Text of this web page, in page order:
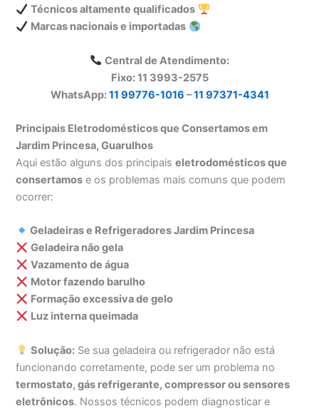
Técnicos altamente qualificados
Marcas nacionais e importadas
Central de Atendimento:
Fixo: 11 3993-2575
WhatsApp:11 99776-1016 –11 97371-4341
Principais Eletrodomésticos que Consertamos em
Jardim Princesa, Guarulhos
Aqui estão alguns dos principaiseletrodomésticos que
consertamos e os problemas mais comuns que podem
ocorrer:
Geladeiras e Refrigeradores Jardim Princesa
Geladeira não gela
Vazamento de água
Motor fazendo barulho
Formação excessiva de gelo
Luz interna queimada
Solução: Se sua geladeira ou refrigerador não está
funcionando corretamente, pode ser um problema no
termostato, gás refrigerante, compressor ou sensores
eletrônicos. Nossos técnicos podem diagnosticar e